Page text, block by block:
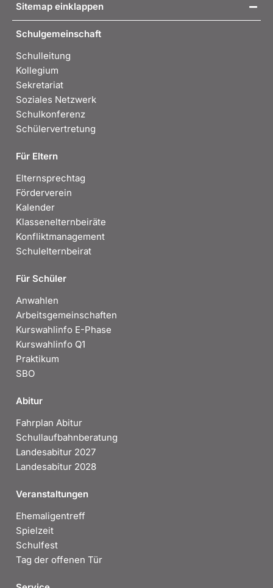
Sitemap einklappen
Schulgemeinschaft
Schulleitung
Kollegium
Sekretariat
Soziales Netzwerk
Schulkonferenz
Schülervertretung
Für Eltern
Elternsprechtag
Förderverein
Kalender
Klassenelternbeiräte
Konfliktmanagement
Schulelternbeirat
Für Schüler
Anwahlen
Arbeitsgemeinschaften
Kurswahlinfo E-Phase
Kurswahlinfo Q1
Praktikum
SBO
Abitur
Fahrplan Abitur
Schullaufbahnberatung
Landesabitur 2027
Landesabitur 2028
Veranstaltungen
Ehemaligentreff
Spielzeit
Schulfest
Tag der offenen Tür